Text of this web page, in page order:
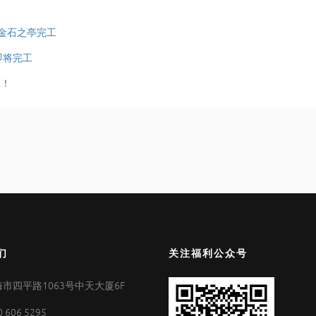
石之亭完工
完工
四平路1063号中天大厦6F
606 5295
关注福利公众号